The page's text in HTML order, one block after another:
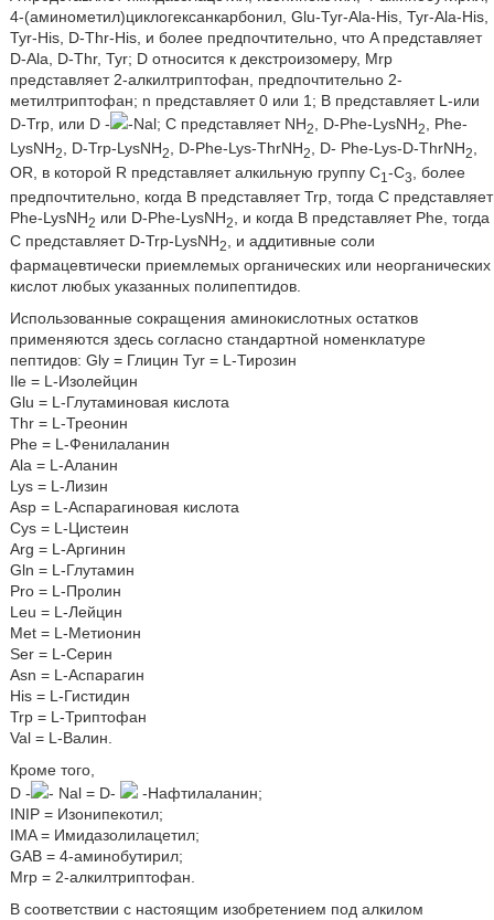
4-(аминометил)циклогексанкарбонил, Glu-Tyr-Ala-His, Tyr-Ala-His,
Tyr-His, D-Thr-His, и более предпочтительно, что A представляет
D-Ala, D-Thr, Tyr; D относится к декстроизомеру, Mrp
представляет 2-алкилтриптофан, предпочтительно 2-
метилтриптофан; n представляет 0 или 1; B представляет L-или
D-Trp, или D -
-Nal; C представляет NH2 , D-Phe-LysNH2
, Phe-
LysNH2 , D-Trp-LysNH2 , D-Phe-Lys-ThrNH2 , D- Phe-Lys-D-ThrNH2
OR, в которой R представляет алкильную группу C1 -C3
, более
предпочтительно, когда B представляет Trp, тогда C представляет
Phe-LysNH2 или D-Phe-LysNH2
, и когда B представляет Phe, тогда
C представляет D-Trp-LysNH2, и аддитивные соли
фармацевтически приемлемых органических или неорганических
кислот любых указанных полипептидов.
Использованные сокращения аминокислотных остатков
применяются здесь согласно стандартной номенклатуре
пептидов: Gly = Глицин Tyr = L-Тирозин
Ile = L-Изолейцин
Glu = L-Глутаминовая кислота
Thr = L-Треонин
Phe = L-Фенилаланин
Ala = L-Аланин
Lys = L-Лизин
Asp = L-Аспарагиновая кислота
Cys = L-Цистеин
Arg = L-Аргинин
Gln = L-Глутамин
Pro = L-Пролин
Leu = L-Лейцин
Met = L-Метионин
Ser = L-Серин
Asn = L-Аспарагин
His = L-Гистидин
Trp = L-Триптофан
Val = L-Валин.
Кроме того,
D -
- Nal = D-
-Нафтилаланин;
INIP = Изонипекотил;
IMA = Имидазолилацетил;
GAB = 4-аминобутирил;
Mrp = 2-алкилтриптофан.
В соответствии с настоящим изобретением под алкилом